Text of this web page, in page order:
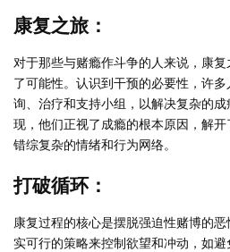
康复之旅：
对于那些与赌瘾作斗争的人来说，康
了可能性。认识到干预的必要性，许
询、治疗和支持小组，以解决复杂的
现，他们正视了成瘾的根本原因，解
错综复杂的情绪和行为网络。
打破循环：
康复过程的核心是摆脱强迫性赌博的
实可行的策略来控制欲望和冲动，如